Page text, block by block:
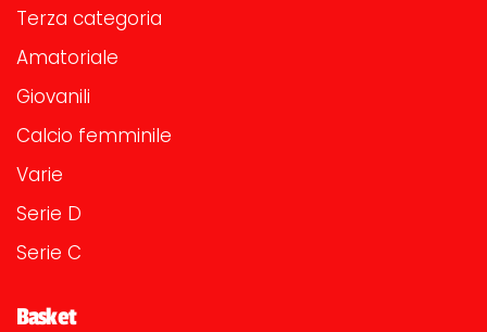
Terza categoria
Amatoriale
Giovanili
Calcio femminile
Varie
Serie D
Serie C
Basket